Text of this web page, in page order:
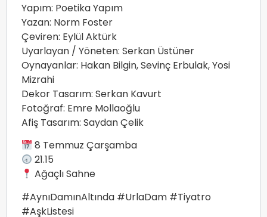
Yapım: Poetika Yapım
Yazan: Norm Foster
Çeviren: Eylül Aktürk
Uyarlayan / Yöneten: Serkan Üstüner
Oynayanlar: Hakan Bilgin, Sevinç Erbulak, Yosi
Mizrahi
Dekor Tasarım: Serkan Kavurt
Fotoğraf: Emre Mollaoğlu
Afiş Tasarım: Saydan Çelik
8 Temmuz Çarşamba
21.15
Ağaçlı Sahne
#AynıDamınAltında #UrlaDam #Tiyatro
#AşkListesi